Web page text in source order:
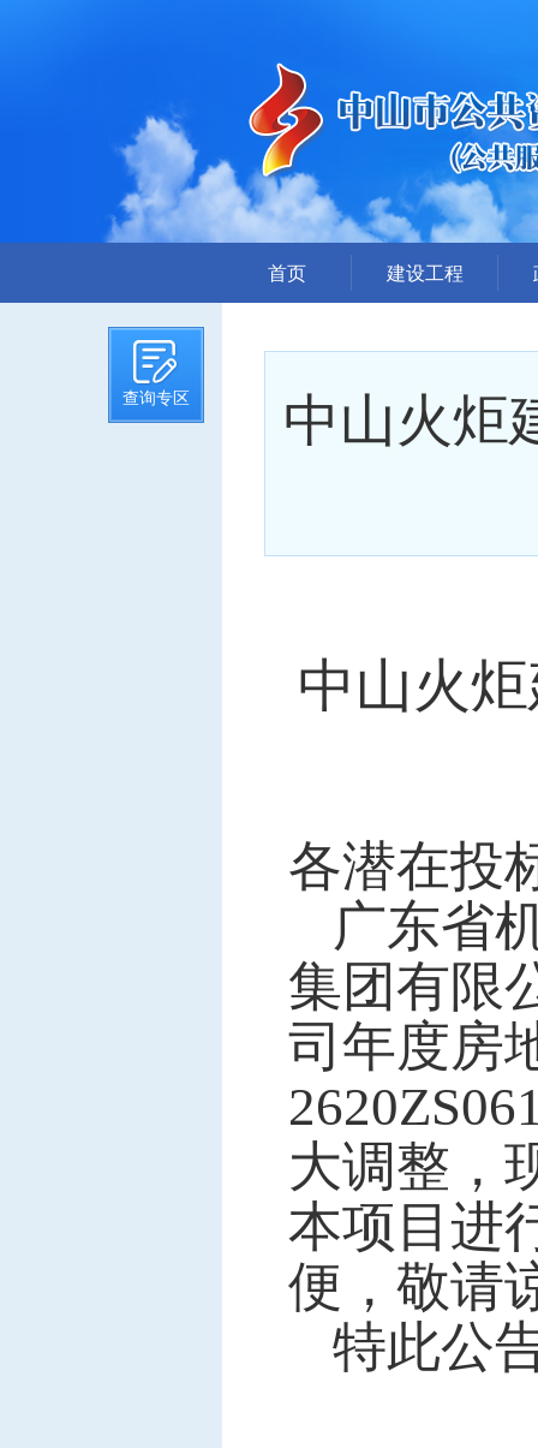
查询专区
首页 建设工程
招标文件提前公示
招标公告
答疑、澄清
中标信息
中山火炬
中山火
各潜在投
广东省
集团有限
司年度房
大调整，
本项目进
便，敬请
特此公